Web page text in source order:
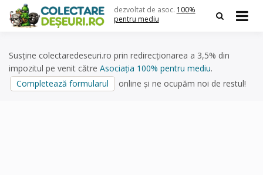
content
dezvoltat de asoc. 100%
pentru mediu
Susține colectaredeseuri.ro prin redirecționarea a 3,5% din
impozitul pe venit către Asociația 100% pentru mediu.
Completează formularul
online și ne ocupăm noi de restul!